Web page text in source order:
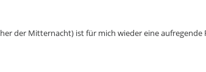
der Mitternacht) ist für mich wieder eine aufregende